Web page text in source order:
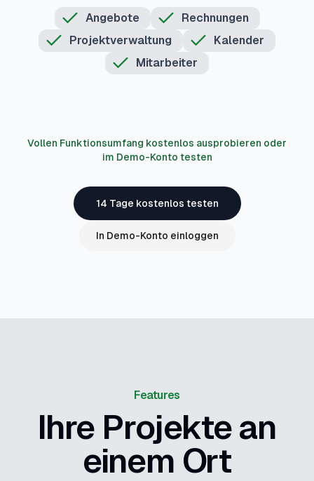
Angebote
Rechnungen
Projektverwaltung
Kalender
Mitarbeiter
Vollen Funktionsumfang kostenlos ausprobieren oder
im Demo-Konto testen
14 Tage kostenlos testen
In Demo-Konto einloggen
Features
Ihre Projekte an
einem Ort